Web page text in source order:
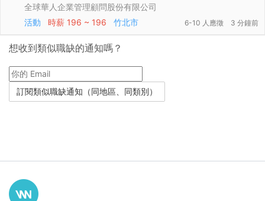
全球華人企業管理顧問股份有限公司
活動
時薪 196 ~ 196 竹北市 6-10 人應徵 3 分鐘前
想收到類似職缺的通知嗎？